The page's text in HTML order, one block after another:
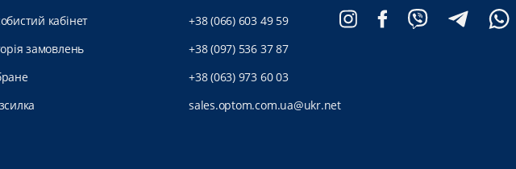
кабінет
замовлень
+38 (066) 603 49 59
+38 (097) 536 37 87
+38 (063) 973 60 03
sales.optom.com.ua@ukr.net